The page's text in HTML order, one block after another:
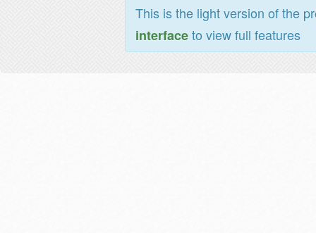
This is the light version of the
interfaceto view full features